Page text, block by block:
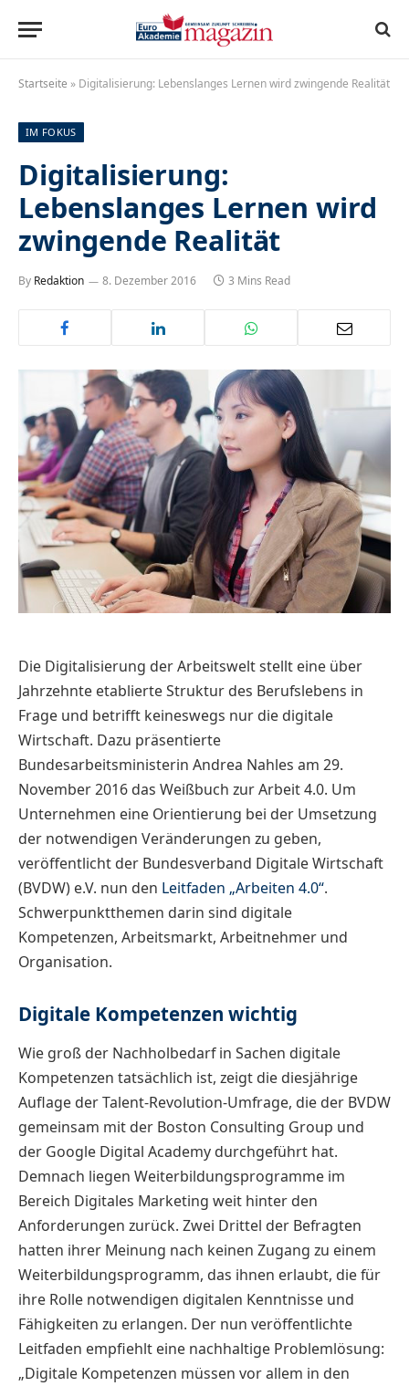
Startseite » Digitalisierung: Lebenslanges Lernen wird zwingende Realität
IM FOKUS
Digitalisierung:
Lebenslanges Lernen wird
zwingende Realität
By Redaktion 8. Dezember 2016 3 Mins Read
Die Digitalisierung der Arbeitswelt stellt eine über
Jahrzehnte etablierte Struktur des Berufslebens in
Frage und betrifft keineswegs nur die digitale
Wirtschaft. Dazu präsentierte
Bundesarbeitsministerin Andrea Nahles am 29.
November 2016 das Weißbuch zur Arbeit 4.0. Um
Unternehmen eine Orientierung bei der Umsetzung
der notwendigen Veränderungen zu geben,
veröffentlicht der Bundesverband Digitale Wirtschaft
(BVDW) e.V. nun den Leitfaden „Arbeiten 4.0“.
Schwerpunktthemen darin sind digitale
Kompetenzen, Arbeitsmarkt, Arbeitnehmer und
Organisation.
Digitale Kompetenzen wichtig
Wie groß der Nachholbedarf in Sachen digitale
Kompetenzen tatsächlich ist, zeigt die diesjährige
Auflage der Talent-Revolution-Umfrage, die der BVDW
gemeinsam mit der Boston Consulting Group und
der Google Digital Academy durchgeführt hat.
Demnach liegen Weiterbildungsprogramme im
Bereich Digitales Marketing weit hinter den
Anforderungen zurück. Zwei Drittel der Befragten
hatten ihrer Meinung nach keinen Zugang zu einem
Weiterbildungsprogramm, das ihnen erlaubt, die für
ihre Rolle notwendigen digitalen Kenntnisse und
Fähigkeiten zu erlangen. Der nun veröffentlichte
Leitfaden empfiehlt eine nachhaltige Problemlösung:
„Digitale Kompetenzen müssen vor allem in den